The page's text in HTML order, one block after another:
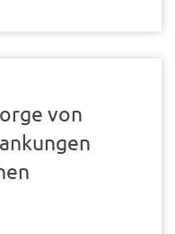
von